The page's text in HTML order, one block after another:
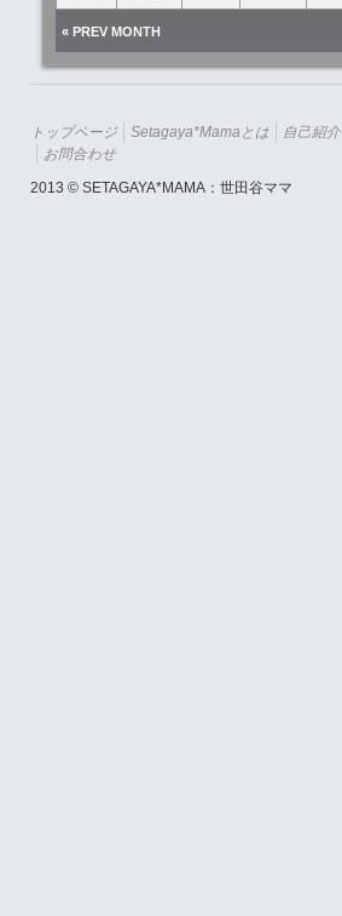
« PREV MONTH
トップページ Setagaya*mamaとは 自己紹介
お問合わせ
2013 © SETAGAYA*MAMA：世田谷ママ